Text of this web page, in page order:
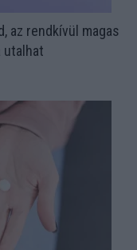
az rendkívül magas
utalhat